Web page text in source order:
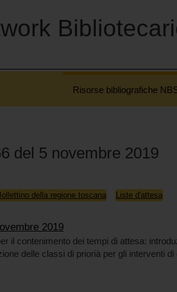
Risorse bibliografiche
del 5 novembre 2019
della regione toscana Liste d'attesa
2019
il contenimento dei tempi di attesa:
delle classi di priorià per gli interventi